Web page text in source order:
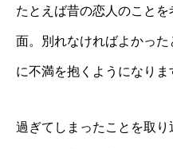
たとえば昔の恋人のこと
面。別れなければよかっ
に不満を抱くようになりま
過ぎてしまったことを取